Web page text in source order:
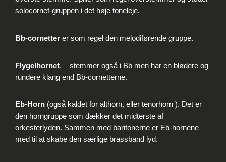
solocornet-gruppen i det høje toneleje.
Bb-cornetter er som regel den melodiførende gruppe.
Flygelhornet, – stemmer også i Bb men har en blødere og
rundere klang end Bb-cornetterne.
Eb-Horn (også kaldet for althorn, eller tenorhorn ). Det er
den horngruppe som dækker det midterste af
orkesterlyden. Sammen med baritonerne er Eb-hornene
med til at skabe den særlige brassband lyd.